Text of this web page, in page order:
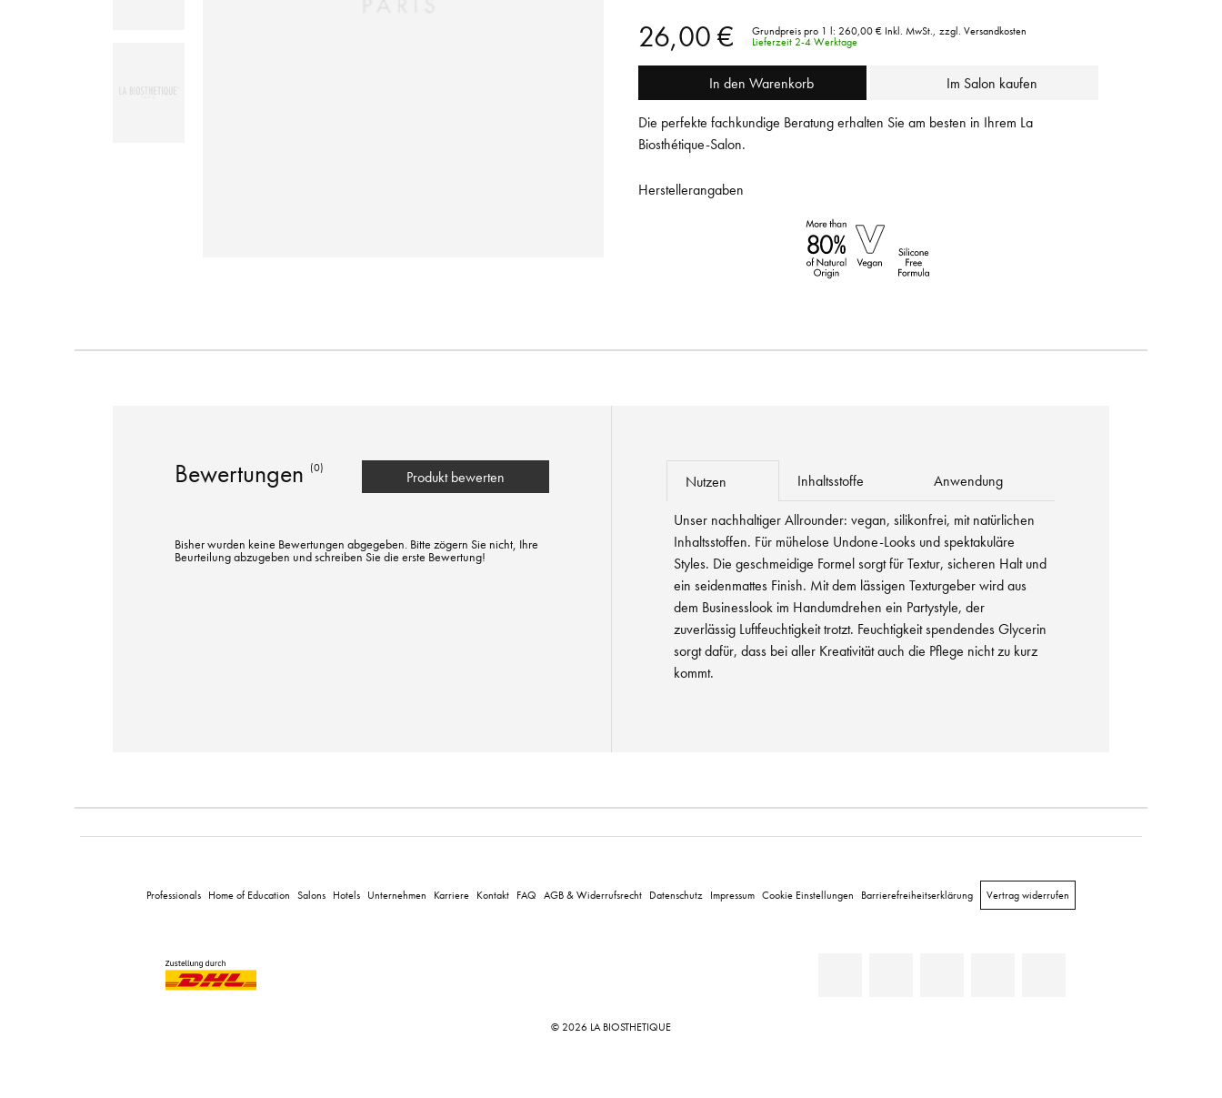
26,00 € Grundpreis pro 1 l: 260,00 € Inkl. MwSt., zzgl. Versandkosten
Lieferzeit 2-4 Werktage
In den Warenkorb Im Salon kaufen
Die perfekte fachkundige Beratung erhalten Sie am besten in Ihrem La
Biosthétique-Salon.
Herstellerangaben
Bewertungen (0)
Produkt bewerten
Bisher wurden keine Bewertungen abgegeben. Bitte zögern Sie nicht, Ihre
Beurteilung abzugeben und schreiben Sie die erste Bewertung!
Nutzen Inhaltsstoffe Anwendung
Unser nachhaltiger Allrounder: vegan, silikonfrei, mit natürlichen
Inhaltsstoffen. Für mühelose Undone-Looks und spektakuläre
Styles. Die geschmeidige Formel sorgt für Textur, sicheren Halt und
ein seidenmattes Finish. Mit dem lässigen Texturgeber wird aus
dem Businesslook im Handumdrehen ein Partystyle, der
zuverlässig Luftfeuchtigkeit trotzt. Feuchtigkeit spendendes Glycerin
sorgt dafür, dass bei aller Kreativität auch die Pflege nicht zu kurz
kommt.
Professionals Home of Education Salons Hotels Unternehmen Karriere Kontakt FAQ AGB & Widerrufsrecht Datenschutz Impressum Cookie Einstellungen Barrierefreiheitserklärung Vertrag widerrufen
© 2026 LA BIOSTHETIQUE